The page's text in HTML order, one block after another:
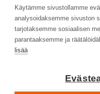
Käytämme sivustollamme
analysoidaksemme sivuston
tarjotaksemme sosiaalisen
parantaaksemme ja
lisää